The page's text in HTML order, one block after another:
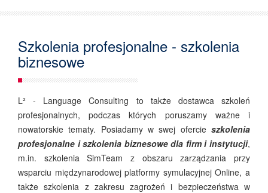
Szkolenia profesjonalne - szkolenia
biznesowe
L² - Language Consulting to także dostawca szkoleń
profesjonalnych, podczas których poruszamy ważne i
nowatorskie tematy. Posiadamy w swej ofercie szkolenia
profesjonalne i szkolenia biznesowe dla firm i instytucji,
m.in. szkolenia SimTeam z obszaru zarządzania przy
wsparciu międzynarodowej platformy symulacyjnej Online, a
także szkolenia z zakresu zagrożeń i bezpieczeństwa w